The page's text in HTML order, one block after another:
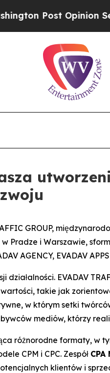
Post Opinion Section
GROUP,
Pradze i Warszawie,
AGENCY, EVADAV
EVADAV
takie jak
w którym setki
mediów, którzy
różnorodne formaty, w
CPM i CPC. Zespół CPA
klientów i